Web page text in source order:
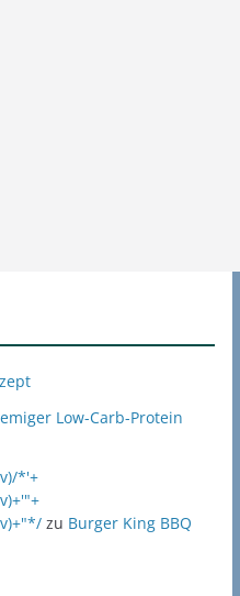
Low-Carb-Protein
*'+
zu Burger King BBQ